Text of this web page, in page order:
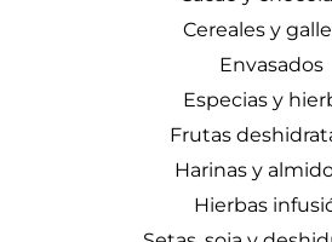
Cereales y
Envasados
Especias y
Frutas
Harinas y
Hierbas